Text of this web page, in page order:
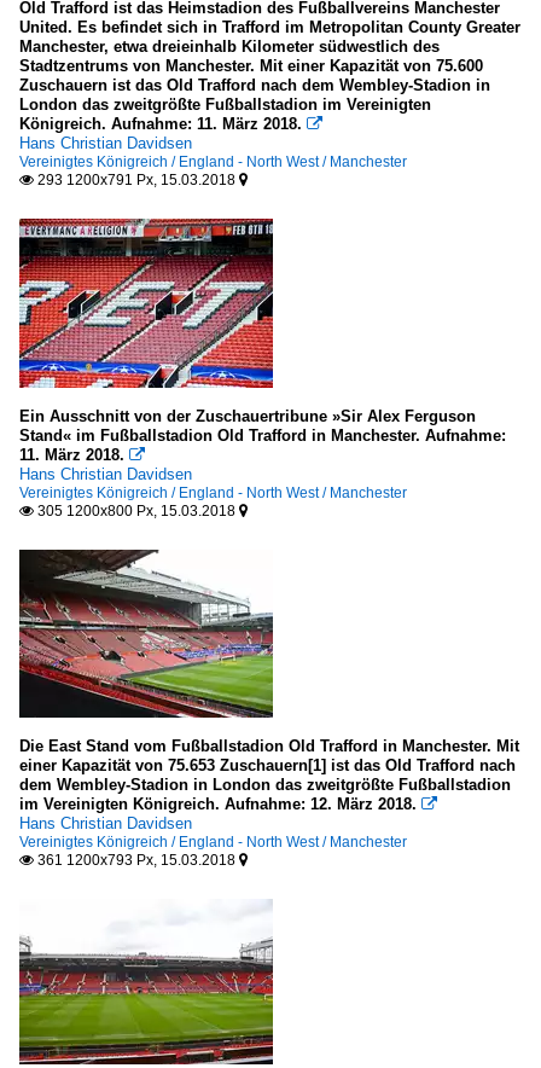
Hochhäuser
Europa
Sakrale Bauten
Vereinigtes Königreich
Europa
Wasserbauten
Europa
Verkehrsbauwerke
Brücken
Vereinigtes Königreich
2018
Old Trafford ist das Heimstadion des Fußballvereins Manchester
United. Es befindet sich in Trafford im Metropolitan County Greater
Manchester, etwa dreieinhalb Kilometer südwestlich des
Stadtzentrums von Manchester. Mit einer Kapazität von 75.600
Zuschauern ist das Old Trafford nach dem Wembley-Stadion in
London das zweitgrößte Fußballstadion im Vereinigten
Königreich. Aufnahme: 11. März 2018. 
Hans Christian Davidsen
Vereinigtes Königreich / England - North West / Manchester
 293 1200x791 Px, 15.03.2018 
Ein Ausschnitt von der Zuschauertribune »Sir Alex Ferguson
Stand« im Fußballstadion Old Trafford in Manchester. Aufnahme:
11. März 2018. 
Hans Christian Davidsen
Vereinigtes Königreich / England - North West / Manchester
 305 1200x800 Px, 15.03.2018 
Die East Stand vom Fußballstadion Old Trafford in Manchester. Mit
einer Kapazität von 75.653 Zuschauern[1] ist das Old Trafford nach
dem Wembley-Stadion in London das zweitgrößte Fußballstadion
im Vereinigten Königreich. Aufnahme: 12. März 2018. 
Hans Christian Davidsen
Vereinigtes Königreich / England - North West / Manchester
 361 1200x793 Px, 15.03.2018 